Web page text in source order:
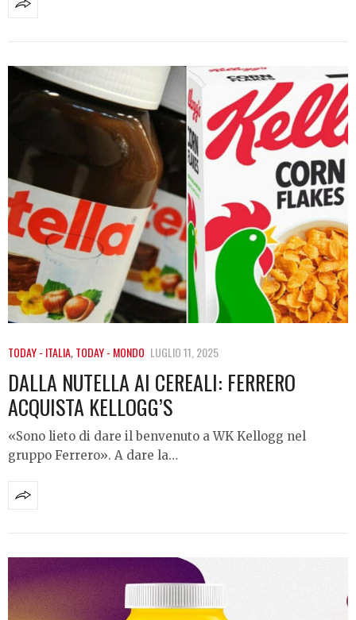
TODAY - ITALIA,TODAY - MONDO LUGLIO 11, 2025
DALLA NUTELLA AI CEREALI: FERRERO
ACQUISTA KELLOGG’S
«Sono lieto di dare il benvenuto a WK Kellogg nel
gruppo Ferrero». A dare la…